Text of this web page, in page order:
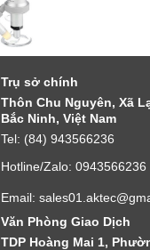
Trụ sở chính
Thôn Chu Nguyên, Xã
Bắc Ninh, Việt Nam
Tel: (84) 943566236
Hotline/Zalo:
Email:
Văn Phòng Giao Dịch
TDP Hoàng Mai 1,